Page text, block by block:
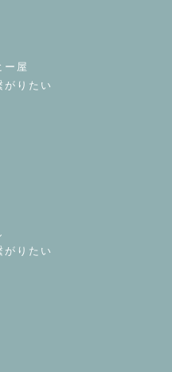
ー屋
がりたい
がりたい